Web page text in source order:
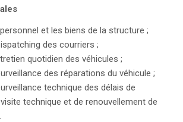
et les biens de la structure ;
des courriers ;
quotidien des véhicules ;
des réparations du véhicule ;
technique des délais de
technique et de renouvellement de